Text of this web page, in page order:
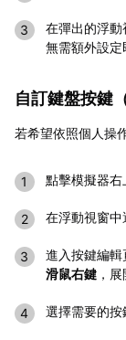
在彈出的浮動
無需額外設
自訂鍵盤按鍵
若希望依照個人操
點擊模擬器
在浮動視窗中
進入按鍵編
滑鼠右鍵，展
選擇需要的按